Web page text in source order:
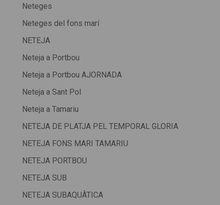
Neteges
Neteges del fons marí
NETEJA
Neteja a Portbou
Neteja a Portbou AJORNADA
Neteja a Sant Pol
Neteja a Tamariu
NETEJA DE PLATJA PEL TEMPORAL GLORIA
NETEJA FONS MARI TAMARIU
NETEJA PORTBOU
NETEJA SUB
NETEJA SUBAQUÀTICA